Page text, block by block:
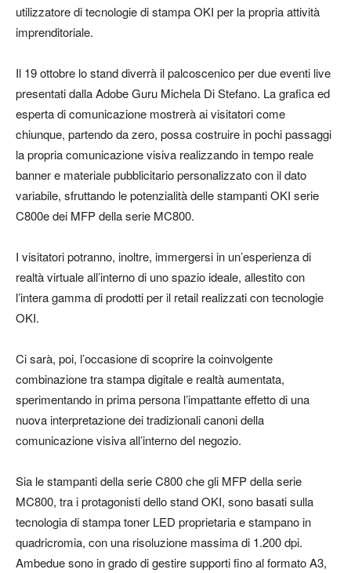
utilizzatore di tecnologie di stampa OKI per la propria attività
imprenditoriale.
Il 19 ottobre lo stand diverrà il palcoscenico per due eventi live
presentati dalla Adobe Guru Michela Di Stefano. La grafica ed
esperta di comunicazione mostrerà ai visitatori come
chiunque, partendo da zero, possa costruire in pochi passaggi
la propria comunicazione visiva realizzando in tempo reale
banner e materiale pubblicitario personalizzato con il dato
variabile, sfruttando le potenzialità delle stampanti OKI serie
C800e dei MFP della serie MC800.
I visitatori potranno, inoltre, immergersi in un’esperienza di
realtà virtuale all’interno di uno spazio ideale, allestito con
l’intera gamma di prodotti per il retail realizzati con tecnologie
OKI.
Ci sarà, poi, l’occasione di scoprire la coinvolgente
combinazione tra stampa digitale e realtà aumentata,
sperimentando in prima persona l’impattante effetto di una
nuova interpretazione dei tradizionali canoni della
comunicazione visiva all’interno del negozio.
Sia le stampanti della serie C800 che gli MFP della serie
MC800, tra i protagonisti dello stand OKI, sono basati sulla
tecnologia di stampa toner LED proprietaria e stampano in
quadricromia, con una risoluzione massima di 1.200 dpi.
Ambedue sono in grado di gestire supporti fino al formato A3,